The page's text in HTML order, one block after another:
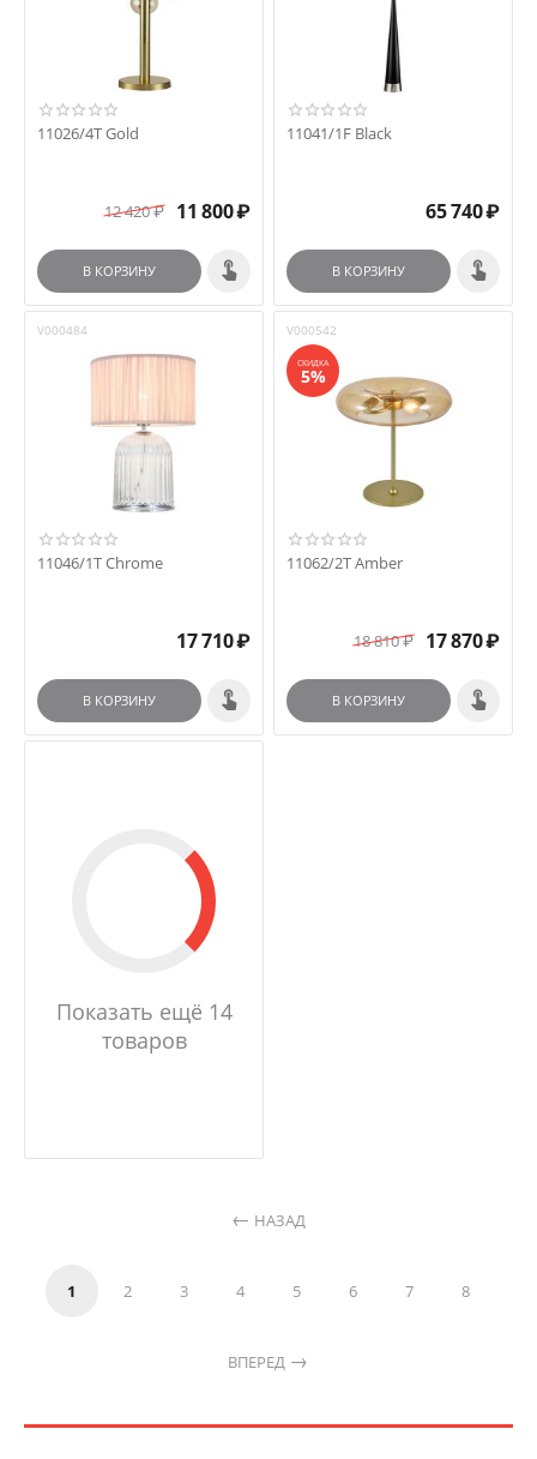
11026/4T Gold
12 420₽ 11 800₽
В КОРЗИНУ
11041/1F Black
65 740₽
В КОРЗИНУ
V000484
11046/1T Chrome
17 710₽
В КОРЗИНУ
V000542
СКИДКА
5%
11062/2T Amber
18 810₽ 17 870₽
В КОРЗИНУ
Показать ещё 14
товаров
НАЗАД
1 2 3 4 5 6 7 8
ВПЕРЕД